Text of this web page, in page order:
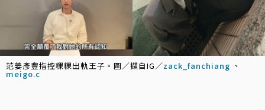
范姜彥豐指控粿粿出軌王子。圖／擷自IG／zack_fanchiang 、
meigo.c